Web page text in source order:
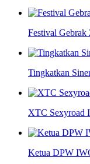
Festival
Tingkatkan
XTC Sexyroad
Ketua DPW